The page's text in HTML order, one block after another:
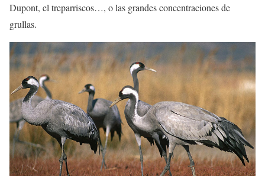
Dupont, el treparriscos…, o las grandes concentraciones de
grullas.